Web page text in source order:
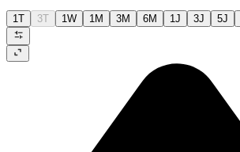
1T 3T 1W 1M 3M 6M 1J 3J 5J